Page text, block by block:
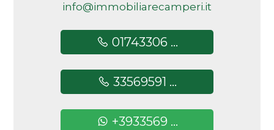
info@immobiliarecamperi.it
01743306 ...
33569591 ...
+3933569 ...